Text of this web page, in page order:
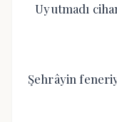
Uyutmadı
Şehrâyin